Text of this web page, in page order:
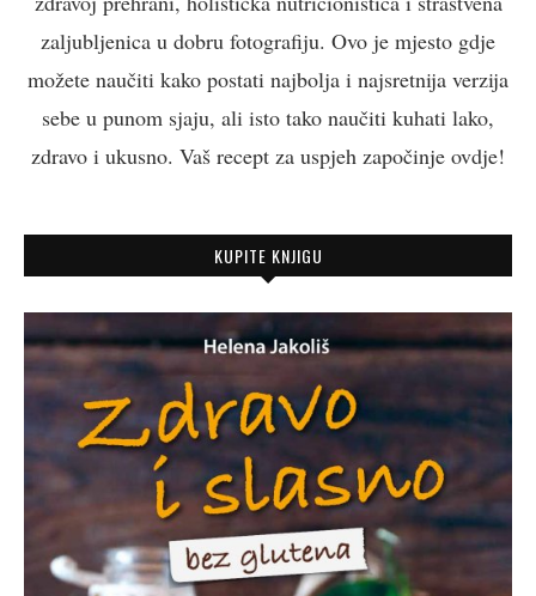
zaljubljenica u dobru fotografiju. Ovo je mjesto gdje
možete naučiti kako postati najbolja i najsretnija verzija
sebe u punom sjaju, ali isto tako naučiti kuhati lako,
zdravo i ukusno. Vaš recept za uspjeh započinje ovdje!
KUPITE KNJIGU